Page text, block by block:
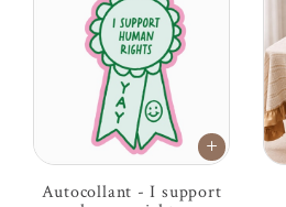
Autocollant - I support